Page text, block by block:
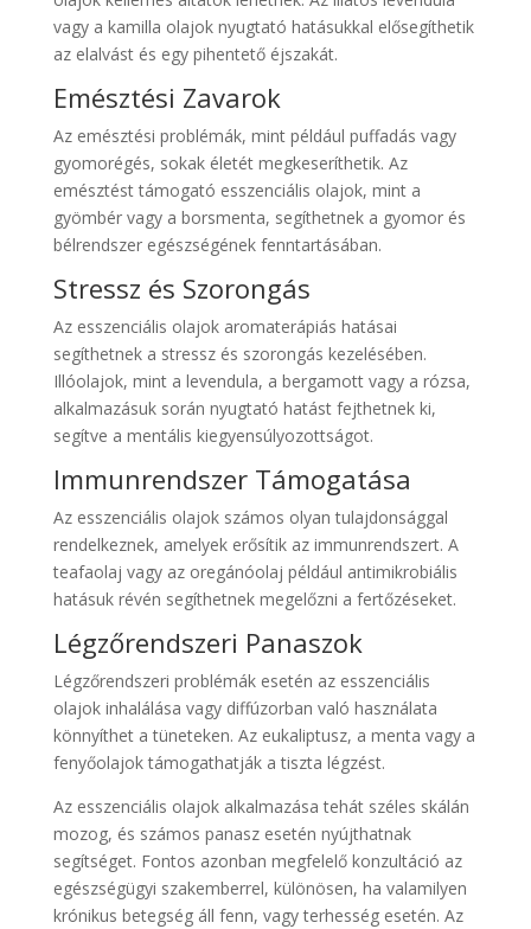
vagy a kamilla olajok nyugtató hatásukkal elősegíthetik
az elalvást és egy pihentető éjszakát.
Emésztési Zavarok
Az emésztési problémák, mint például puffadás vagy
gyomorégés, sokak életét megkeseríthetik. Az
emésztést támogató esszenciális olajok, mint a
gyömbér vagy a borsmenta, segíthetnek a gyomor és
bélrendszer egészségének fenntartásában.
Stressz és Szorongás
Az esszenciális olajok aromaterápiás hatásai
segíthetnek a stressz és szorongás kezelésében.
Illóolajok, mint a levendula, a bergamott vagy a rózsa,
alkalmazásuk során nyugtató hatást fejthetnek ki,
segítve a mentális kiegyensúlyozottságot.
Immunrendszer Támogatása
Az esszenciális olajok számos olyan tulajdonsággal
rendelkeznek, amelyek erősítik az immunrendszert. A
teafaolaj vagy az oregánóolaj például antimikrobiális
hatásuk révén segíthetnek megelőzni a fertőzéseket.
Légzőrendszeri Panaszok
Légzőrendszeri problémák esetén az esszenciális
olajok inhalálása vagy diffúzorban való használata
könnyíthet a tüneteken. Az eukaliptusz, a menta vagy a
fenyőolajok támogathatják a tiszta légzést.
Az esszenciális olajok alkalmazása tehát széles skálán
mozog, és számos panasz esetén nyújthatnak
segítséget. Fontos azonban megfelelő konzultáció az
egészségügyi szakemberrel, különösen, ha valamilyen
krónikus betegség áll fenn, vagy terhesség esetén. Az